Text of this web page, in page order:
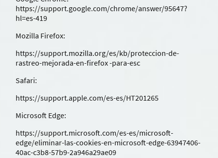
https://support.google.com/chrome/answer/95647?
hl=es-419
Mozilla Firefox:
https://support.mozilla.org/es/kb/proteccion-de-
rastreo-mejorada-en-firefox -para-esc
Safari:
https://support.apple.com/es-es/HT201265
Microsoft Edge:
https://support.microsoft.com/es-es/microsoft-
edge/eliminar-las-cookies-en-microsoft-edge-63947406-
40ac-c3b8-57b9-2a946a29ae09